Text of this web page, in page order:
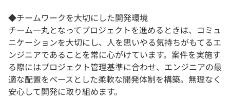
◆チームワークを大切にした開発環境
チーム一丸となってプロジェクトを進めるときは、コミュ
ニケーションを大切にし、人を思いやる気持ちがもてるエ
ンジニアであることを常に心がけています。案件を実施す
る際にはプロジェクト管理基準に合わせ、エンジニアの最
適な配置をベースとした柔軟な開発体制を構築。無理なく
安心して開発に取り組めます。